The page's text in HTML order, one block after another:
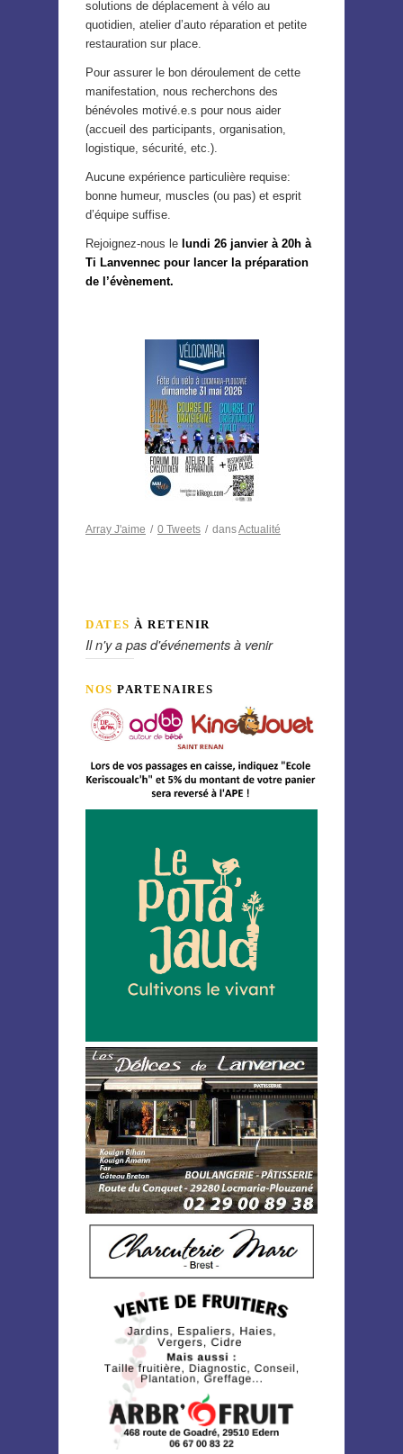
solutions de déplacement à vélo au
quotidien, atelier d’auto réparation et petite
restauration sur place.
Pour assurer le bon déroulement de cette
manifestation, nous recherchons des
bénévoles motivé.e.s pour nous aider
(accueil des participants, organisation,
logistique, sécurité, etc.).
Aucune expérience particulière requise:
bonne humeur, muscles (ou pas) et esprit
d’équipe suffise.
Rejoignez-nous le lundi 26 janvier à 20h à
Ti Lanvennec pour lancer la préparation
de l’évènement.
Array J'aime / 0 Tweets / dansActualité
DATES À RETENIR
Il n'y a pas d'événements à venir
NOS PARTENAIRES